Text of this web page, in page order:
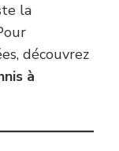
la
découvrez
à